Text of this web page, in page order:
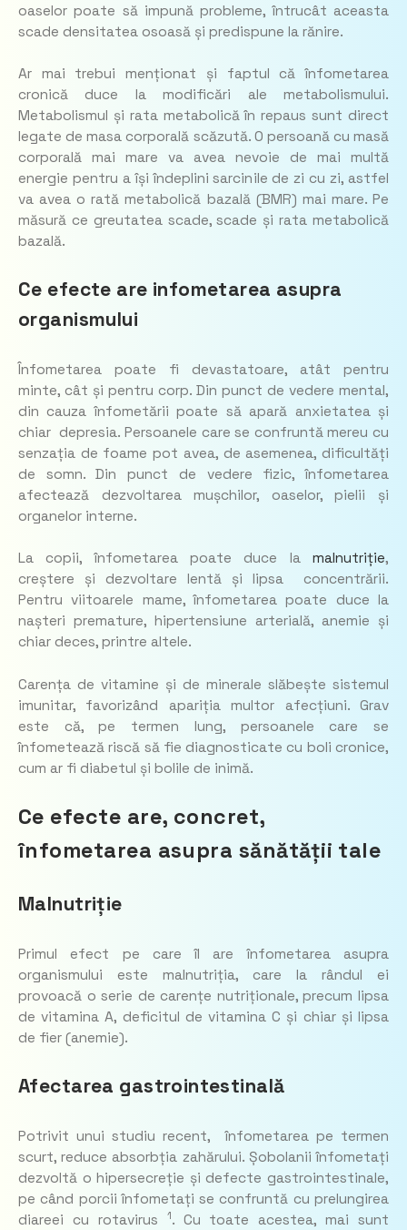
oaselor poate să impună probleme, întrucât aceasta
scade densitatea osoasă și predispune la rănire.
Ar mai trebui menționat și faptul că înfometarea
cronică duce la modificări ale metabolismului.
Metabolismul și rata metabolică în repaus sunt direct
legate de masa corporală scăzută. O persoană cu masă
corporală mai mare va avea nevoie de mai multă
energie pentru a își îndeplini sarcinile de zi cu zi, astfel
va avea o rată metabolică bazală (BMR) mai mare. Pe
măsură ce greutatea scade, scade și rata metabolică
bazală.
Ce efecte are infometarea asupra
organismului
Înfometarea poate fi devastatoare, atât pentru
minte, cât și pentru corp. Din punct de vedere mental,
din cauza înfometării poate să apară anxietatea și
chiar depresia. Persoanele care se confruntă mereu cu
senzația de foame pot avea, de asemenea, dificultăți
de somn. Din punct de vedere fizic, înfometarea
afectează dezvoltarea mușchilor, oaselor, pielii și
organelor interne.
La copii, înfometarea poate duce la malnutriție,
creștere și dezvoltare lentă și lipsa concentrării.
Pentru viitoarele mame, înfometarea poate duce la
nașteri premature, hipertensiune arterială, anemie și
chiar deces, printre altele.
Carența de vitamine și de minerale slăbește sistemul
imunitar, favorizând apariția multor afecțiuni. Grav
este că, pe termen lung, persoanele care se
înfometează riscă să fie diagnosticate cu boli cronice,
cum ar fi diabetul și bolile de inimă.
Ce efecte are, concret,
înfometarea asupra sănătății tale
Malnutriție
Primul efect pe care îl are înfometarea asupra
organismului este malnutriția, care la rândul ei
provoacă o serie de carențe nutriționale, precum lipsa
de vitamina A, deficitul de vitamina C și chiar și lipsa
de fier (anemie).
Afectarea gastrointestinală
Potrivit unui studiu recent, înfometarea pe termen
scurt, reduce absorbția zahărului. Șobolanii înfometați
dezvoltă o hipersecreție și defecte gastrointestinale,
pe când porcii înfometați se confruntă cu prelungirea
diareei cu rotavirus
1. Cu toate acestea, mai sunt